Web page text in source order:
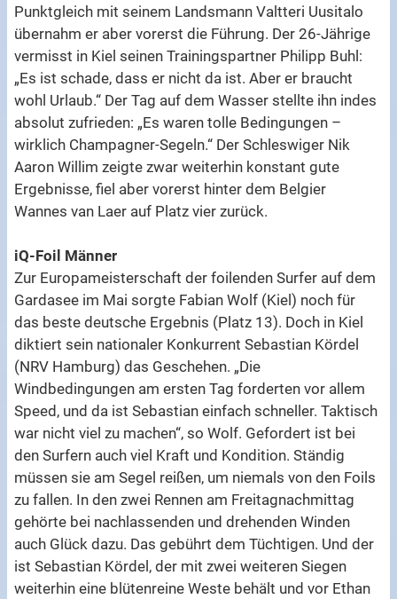
Punktgleich mit seinem Landsmann Valtteri Uusitalo
übernahm er aber vorerst die Führung. Der 26-Jährige
vermisst in Kiel seinen Trainingspartner Philipp Buhl:
„Es ist schade, dass er nicht da ist. Aber er braucht
wohl Urlaub.“ Der Tag auf dem Wasser stellte ihn indes
absolut zufrieden: „Es waren tolle Bedingungen –
wirklich Champagner-Segeln.“ Der Schleswiger Nik
Aaron Willim zeigte zwar weiterhin konstant gute
Ergebnisse, fiel aber vorerst hinter dem Belgier
Wannes van Laer auf Platz vier zurück.
iQ-Foil Männer
Zur Europameisterschaft der foilenden Surfer auf dem
Gardasee im Mai sorgte Fabian Wolf (Kiel) noch für
das beste deutsche Ergebnis (Platz 13). Doch in Kiel
diktiert sein nationaler Konkurrent Sebastian Kördel
(NRV Hamburg) das Geschehen. „Die
Windbedingungen am ersten Tag forderten vor allem
Speed, und da ist Sebastian einfach schneller. Taktisch
war nicht viel zu machen“, so Wolf. Gefordert ist bei
den Surfern auch viel Kraft und Kondition. Ständig
müssen sie am Segel reißen, um niemals von den Foils
zu fallen. In den zwei Rennen am Freitagnachmittag
gehörte bei nachlassenden und drehenden Winden
auch Glück dazu. Das gebührt dem Tüchtigen. Und der
ist Sebastian Kördel, der mit zwei weiteren Siegen
weiterhin eine blütenreine Weste behält und vor Ethan